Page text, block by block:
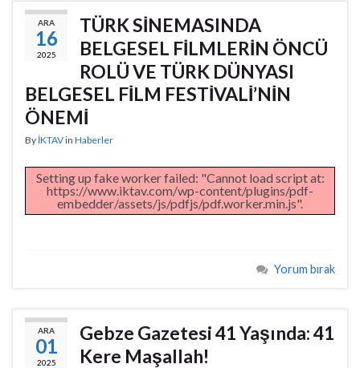
ARA
16
2025
TÜRK SİNEMASINDA
BELGESEL FİLMLERİN ÖNCÜ
ROLÜ VE TÜRK DÜNYASI
BELGESEL FİLM FESTİVALİ’NİN
ÖNEMİ
By İKTAVin Haberler
Setting up fake worker failed: "Cannot load script at:
https://www.iktav.com/wp-content/plugins/pdf-
embedder/assets/js/pdfjs/pdf.worker.min.js".
Yorum bırak
ARA
01
2025
Gebze Gazetesi 41 Yaşında: 41
Kere Maşallah!